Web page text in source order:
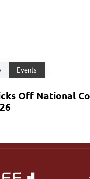
Events
Off National